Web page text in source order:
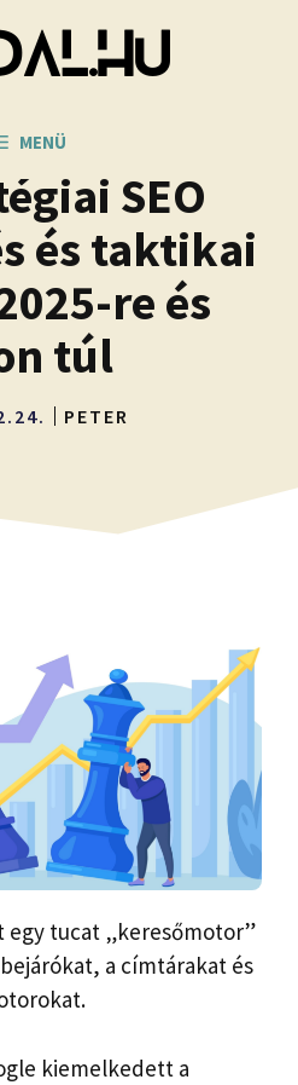
MENÜ
SEO
és taktikai
re és
túl
PETER
egy tucat „keresőmotor”
a címtárakat és
kiemelkedett a